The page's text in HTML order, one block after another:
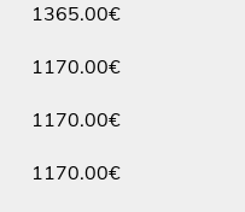
1365.00€
1170.00€
1170.00€
1170.00€